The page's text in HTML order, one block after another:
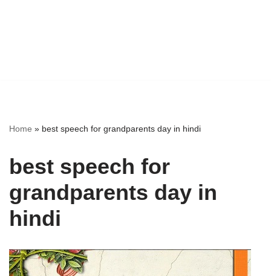
Home » best speech for grandparents day in hindi
best speech for
grandparents day in
hindi